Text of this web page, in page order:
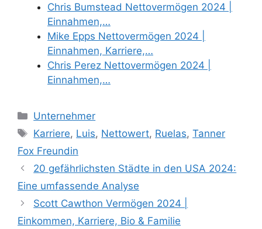
Chris Bumstead Nettovermögen 2024 |
Einnahmen,…
Mike Epps Nettovermögen 2024 |
Einnahmen, Karriere,…
Chris Perez Nettovermögen 2024 |
Einnahmen,…
Categories
Unternehmer
Tags
Karriere, Luis, Nettowert, Ruelas,Tanner
Fox Freundin
20 gefährlichsten Städte in den USA 2024:
Eine umfassende Analyse
Scott Cawthon Vermögen 2024 |
Einkommen, Karriere, Bio & Familie